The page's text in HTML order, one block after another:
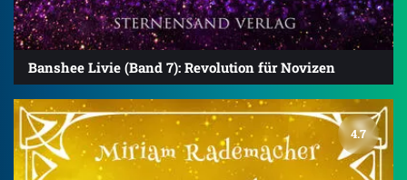
Banshee Livie (Band 7): Revolution für Novizen
4.7